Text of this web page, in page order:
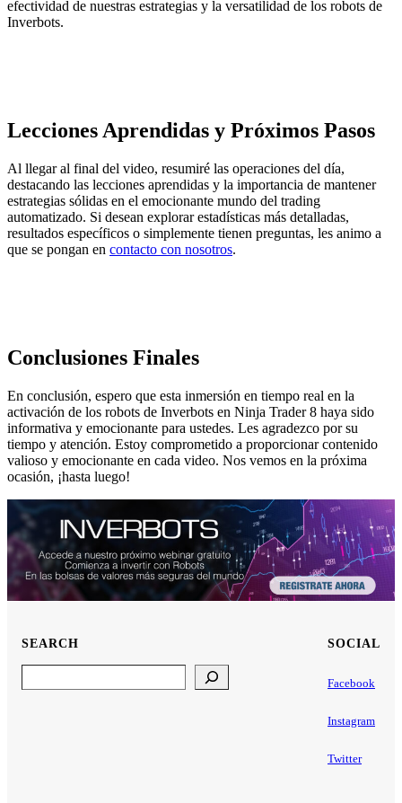
efectividad de nuestras estrategias y la versatilidad de los robots de
Inverbots.
Lecciones Aprendidas y Próximos Pasos
Al llegar al final del video, resumiré las operaciones del día,
destacando las lecciones aprendidas y la importancia de mantener
estrategias sólidas en el emocionante mundo del trading
automatizado. Si desean explorar estadísticas más detalladas,
resultados específicos o simplemente tienen preguntas, les animo a
que se pongan en contacto con nosotros.
Conclusiones Finales
En conclusión, espero que esta inmersión en tiempo real en la
activación de los robots de Inverbots en Ninja Trader 8 haya sido
informativa y emocionante para ustedes. Les agradezco por su
tiempo y atención. Estoy comprometido a proporcionar contenido
valioso y emocionante en cada video. Nos vemos en la próxima
ocasión, ¡hasta luego!
SEARCH SOCIAL
Facebook
Instagram
Twitter